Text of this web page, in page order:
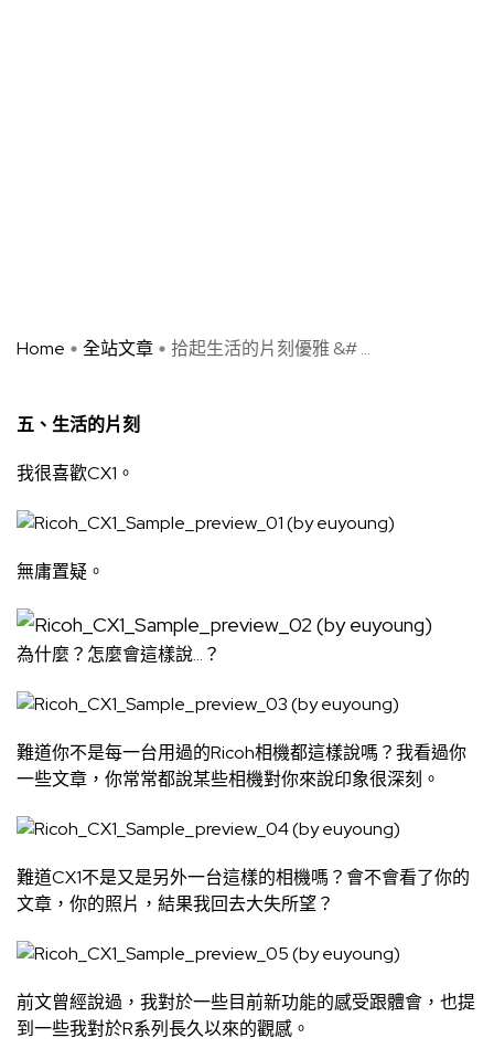
Home 全站文章 拾起生活的片刻優雅 &# ...
五、生活的片刻
我很喜歡CX1。
無庸置疑。
為什麼？怎麼會這樣說…？
難道你不是每一台用過的Ricoh相機都這樣說嗎？我看過你
一些文章，你常常都說某些相機對你來說印象很深刻。
難道CX1不是又是另外一台這樣的相機嗎？會不會看了你的
文章，你的照片，結果我回去大失所望？
前文曾經說過，我對於一些目前新功能的感受跟體會，也提
到一些我對於R系列長久以來的觀感。